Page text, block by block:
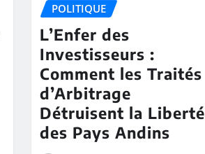
POLITIQUE
L’Enfer des
Investisseurs :
Comment les Traités
d’Arbitrage
Détruisent la Liberté
des Pays Andins